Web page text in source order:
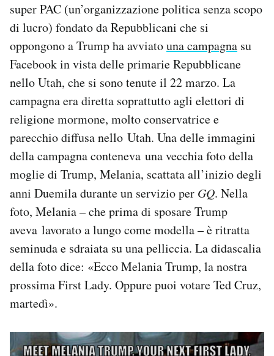
super PAC (un’organizzazione politica senza scopo
di lucro) fondato da Repubblicani che si
oppongono a Trump ha avviatouna campagna su
Facebook in vista delle primarie Repubblicane
nello Utah, che si sono tenute il 22 marzo. La
campagna era diretta soprattutto agli elettori di
religione mormone, molto conservatrice e
parecchio diffusa nello Utah. Una delle immagini
della campagna conteneva una vecchia foto della
moglie di Trump, Melania, scattata all’inizio degli
anni Duemila durante un servizio per GQ. Nella
foto, Melania – che prima di sposare Trump
aveva lavorato a lungo come modella – è ritratta
seminuda e sdraiata su una pelliccia. La didascalia
della foto dice: «Ecco Melania Trump, la nostra
prossima First Lady. Oppure puoi votare Ted Cruz,
martedì».